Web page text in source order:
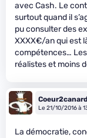
avec Cash. Le
surtout quand il
pu consulter des
XXXX€/an qui est
compétences…
réalistes et moins
Coeur2canard
Le 21/10/2016 à
La démocratie,